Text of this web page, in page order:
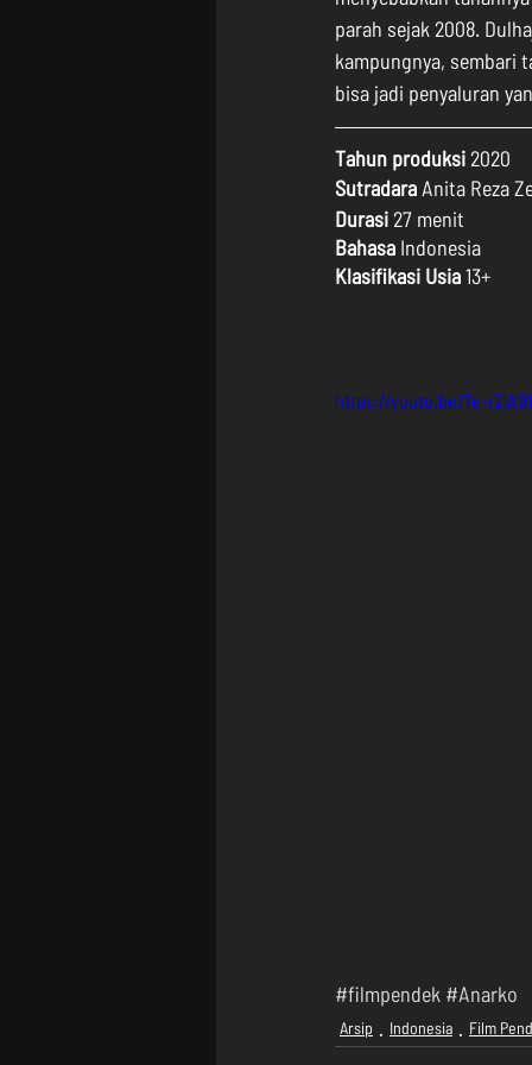
parah sejak 2008.
kampungnya, sembari
bisa jadi penyaluran
Tahun produksi 2020
Sutradara Anita Reza
Durasi 27 menit
Bahasa Indonesia
Klasifikasi Usia 13+
https://youtu.be/Te-
#filmpendek #Anarko
Arsip Indonesia Film